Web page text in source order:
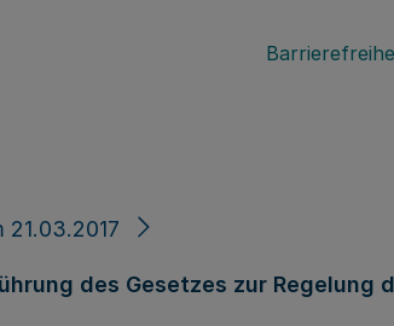
21.03.2017
des Gesetzes zur Regelung